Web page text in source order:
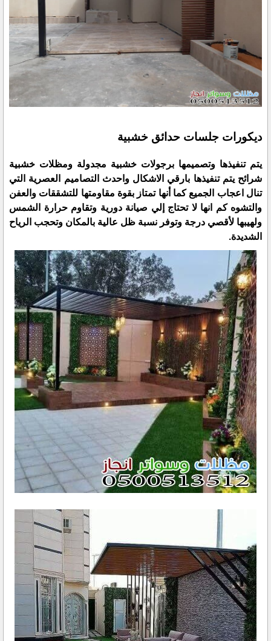
ديكورات جلسات حدائق خشبية
يتم تنفيذها وتصميمها برجولات خشبية مجدولة ومظلات خشبية
شرائح يتم تنفيذها بارقي الاشكال واحدث التصاميم العصرية التي
تنال اعجاب الجميع كما أنها تمتاز بقوة مقاومتها للتشققات والعفن
والتشوه كم انها لا تحتاج إلي صيانة دورية وتقاوم حرارة الشمس
ولهيبها لأقصي درجة وتوفر نسبة ظل عالية بالمكان وتحجب الرياح
الشديدة.